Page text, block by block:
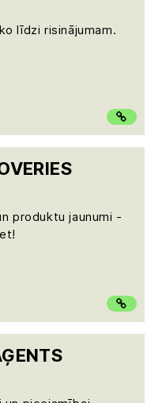
līdzi risinājumam.
produktu jaunumi -